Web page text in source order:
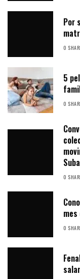
Por
0
5
0
0
0